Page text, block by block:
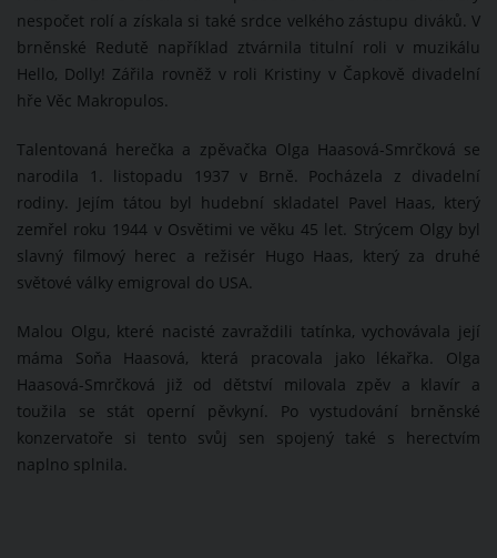
nespočet rolí a získala si také srdce velkého zástupu diváků. V
brněnské Redutě například ztvárnila titulní roli v muzikálu
Hello, Dolly! Zářila rovněž v roli Kristiny v Čapkově divadelní
hře Věc Makropulos.
Talentovaná herečka a zpěvačka Olga Haasová-Smrčková se
narodila 1. listopadu 1937 v Brně. Pocházela z divadelní
rodiny. Jejím tátou byl hudební skladatel Pavel Haas, který
zemřel roku 1944 v Osvětimi ve věku 45 let. Strýcem Olgy byl
slavný filmový herec a režisér Hugo Haas, který za druhé
světové války emigroval do USA.
Malou Olgu, které nacisté zavraždili tatínka, vychovávala její
máma Soňa Haasová, která pracovala jako lékařka. Olga
Haasová-Smrčková již od dětství milovala zpěv a klavír a
toužila se stát operní pěvkyní. Po vystudování brněnské
konzervatoře si tento svůj sen spojený také s herectvím
naplno splnila.